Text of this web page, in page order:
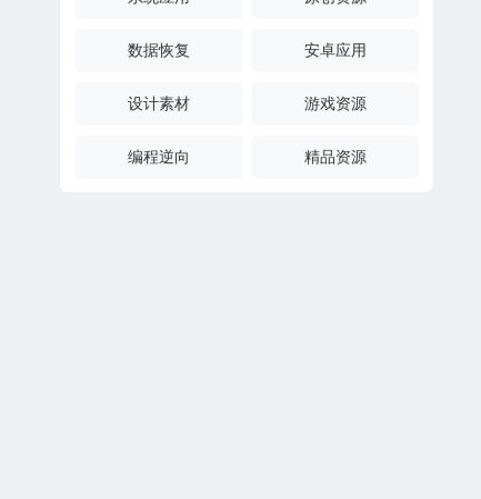
数据恢复 安卓应用
设计素材 游戏资源
编程逆向 精品资源